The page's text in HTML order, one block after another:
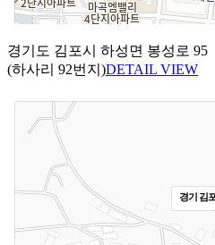
경기도 김포시 하성면 봉성로 95
(하사리 92번지)DETAIL VIEW